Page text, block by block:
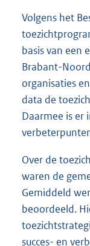
Volgens het
basis van een
Brabant-
organisaties
data de
Daarmee is er
Over de
waren de
Gemiddeld
beoordeeld.
succes- en